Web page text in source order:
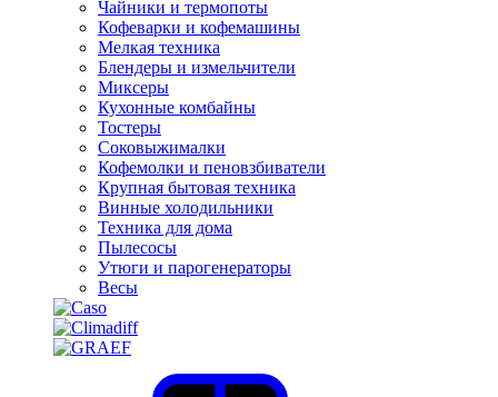
Чайники и термопоты
Кофеварки и кофемашины
Мелкая техника
Блендеры и измельчители
Миксеры
Кухонные комбайны
Тостеры
Соковыжималки
Кофемолки и пеновзбиватели
Крупная бытовая техника
Винные холодильники
Техника для дома
Пылесосы
Утюги и парогенераторы
Весы